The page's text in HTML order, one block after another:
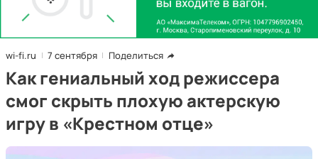
wi-fi.ru 7 сентября Поделиться
Как гениальный ход режиссера
смог скрыть плохую актерскую
игру в «Крестном отце»